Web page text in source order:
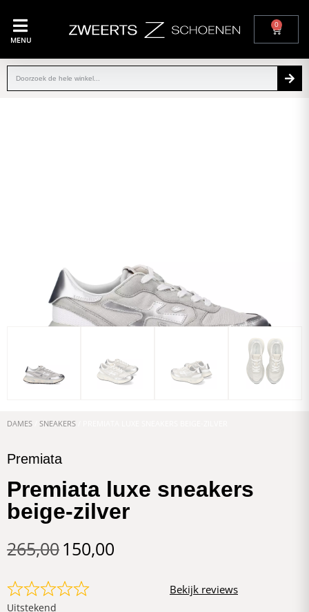
MENU
0
DAMES SNEAKERS
Premiata
Premiata luxe sneakers
beige-zilver
265,00150,00
Uitstekend
Bekijk reviews